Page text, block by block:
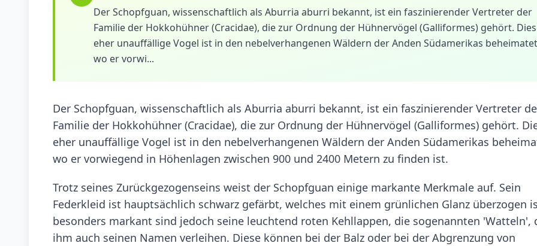
Der Schopfguan, wissenschaftlich als Aburria aburri bekannt, ist ein faszinierender Vertreter der
Familie der Hokkohühner (Cracidae), die zur Ordnung der Hühnervögel (Galliformes) gehört.
eher unauffällige Vogel ist in den nebelverhangenen Wäldern der Anden Südamerikas
wo er vorwi...
Der Schopfguan, wissenschaftlich als Aburria aburri bekannt, ist ein faszinierender Vertreter
Familie der Hokkohühner (Cracidae), die zur Ordnung der Hühnervögel (Galliformes) gehört.
eher unauffällige Vogel ist in den nebelverhangenen Wäldern der Anden Südamerikas
wo er vorwiegend in Höhenlagen zwischen 900 und 2400 Metern zu finden ist.
Trotz seines Zurückgezogenseins weist der Schopfguan einige markante Merkmale auf. Sein
Federkleid ist hauptsächlich schwarz gefärbt, welches mit einem grünlichen Glanz überzogen
besonders markant sind jedoch seine leuchtend roten Kehllappen, die sogenannten 'Watteln',
ihm auch seinen Namen verleihen. Diese können bei der Balz oder bei der Abgrenzung von